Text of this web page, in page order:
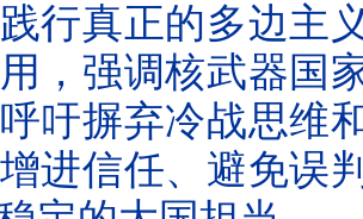
行真正的多边主
，强调核武器国
吁摒弃冷战思维
进信任、避免误